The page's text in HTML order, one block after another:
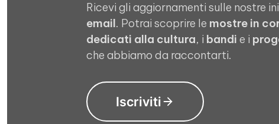
Ricevi gli aggiornamenti sulle nostre
email. Potrai scoprire le mostre in
dedicati alla cultura, i bandi e i
che abbiamo da raccontarti.
Iscriviti